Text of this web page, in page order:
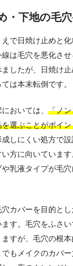
・下地の毛
で日焼け止めと
は毛穴を悪化さ
したが、日焼け
は本末転倒です。
おいては、 「ノ
選ぶことがポイ
しにくい処方で設
方に向いていま
乳液タイプが毛
カバーを目的と
す。毛穴をふさ
すが、毛穴の根
でもメイクのカバ